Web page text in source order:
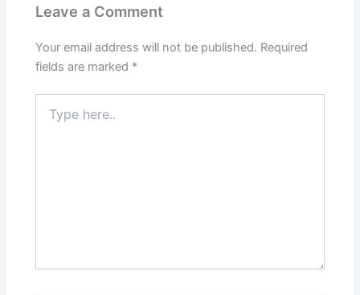
Leave a Comment
Your email address will not be published. Required
fields are marked *
here..